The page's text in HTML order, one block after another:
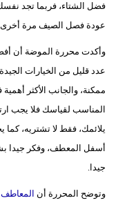
فضل الشتاء، فربما تجد نفسك
عودة فصل الصيف مرة
وأكدت محررة الموضة أن
عدد قليل من الخيارات
ممكنة، والجانب الأكثر
المناسب لقياسك فلا يجب
يلائمك، فقط لا تشتريه،
أسفل المعطف، وفكر جيدا
جيدا.
وتوضح المحررة أن